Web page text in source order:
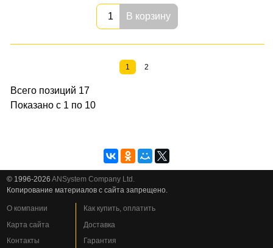
В корзину
1 2
Всего позиций 17
Показано с 1 по 10
© 1996-2026ANSystem Company Ltd.
Копирование материалов с сайта запрещено.
О компании
Карта сайта
Контакты
Как купить, оплатить
Доставка
Гарантия